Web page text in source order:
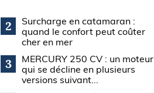
2
Surcharge en catamaran :
quand le confort peut coûter
cher en mer
3
MERCURY 250 CV : un moteur
qui se décline en plusieurs
versions suivant...